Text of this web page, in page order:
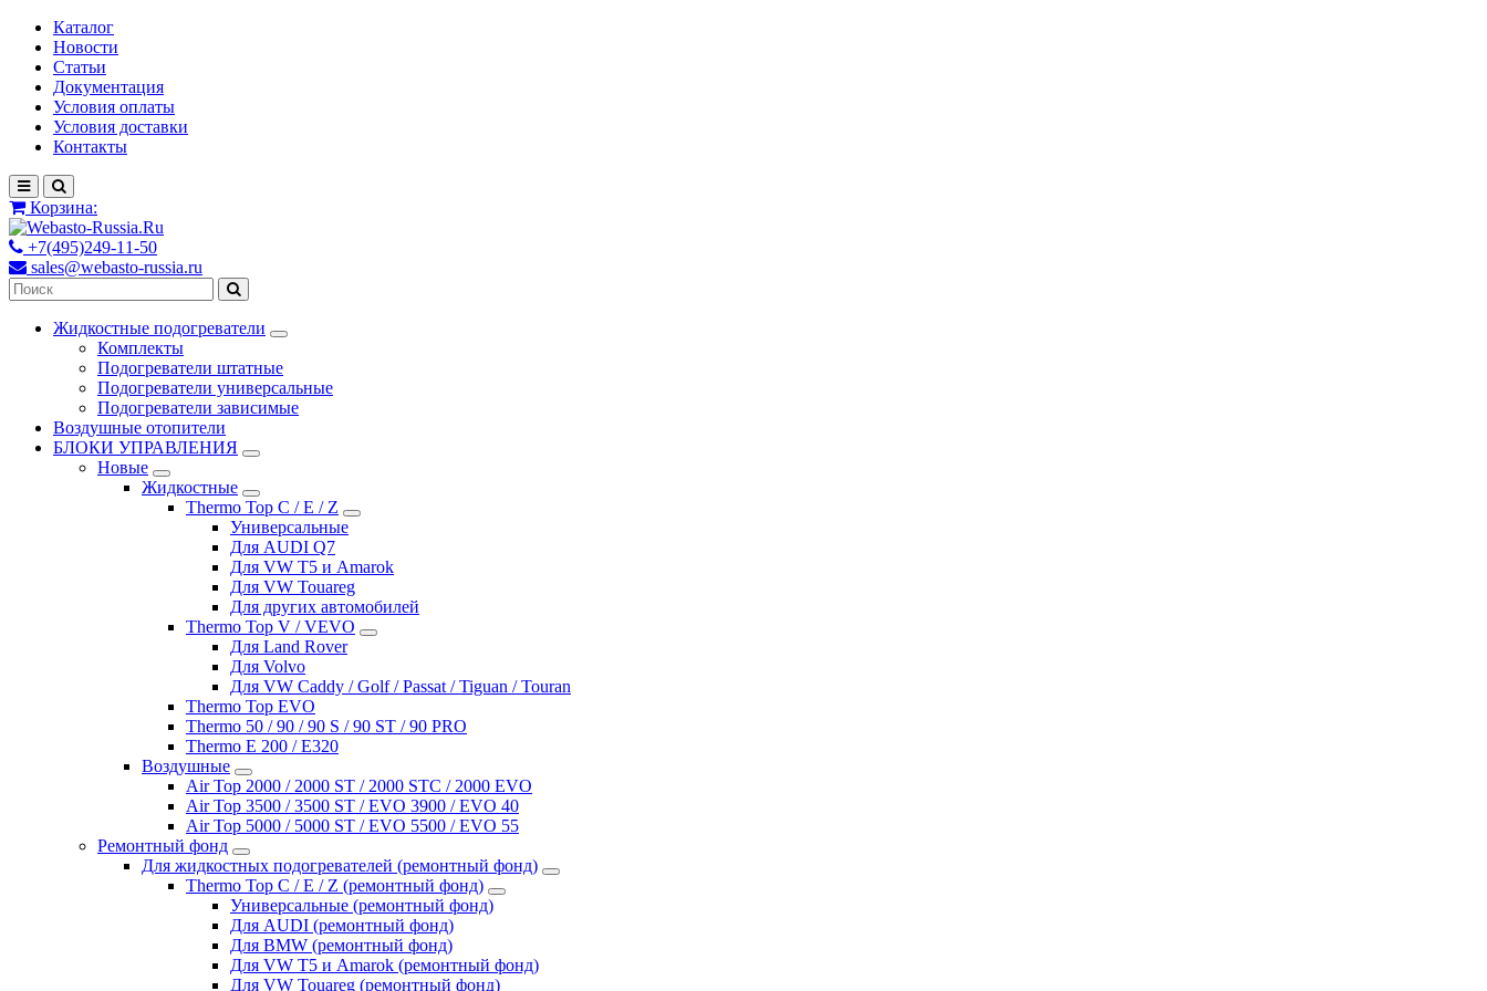
Каталог
Новости
Статьи
Документация
Условия оплаты
Условия доставки
Контакты
Корзина:
+7(495)249-11-50
sales@webasto-russia.ru
Жидкостные подогреватели
Комплекты
Подогреватели штатные
Подогреватели универсальные
Подогреватели зависимые
Воздушные отопители
БЛОКИ УПРАВЛЕНИЯ
Новые
Жидкостные
Thermo Top C / E / Z
Универсальные
Для AUDI Q7
Для VW T5 и Amarok
Для VW Touareg
Для других автомобилей
Thermo Top V / VEVO
Для Land Rover
Для Volvo
Для VW Caddy / Golf / Passat / Tiguan / Touran
Thermo Top EVO
Thermo 50 / 90 / 90 S / 90 ST / 90 PRO
Thermo E 200 / E320
Воздушные
Air Top 2000 / 2000 ST / 2000 STC / 2000 EVO
Air Top 3500 / 3500 ST / EVO 3900 / EVO 40
Air Top 5000 / 5000 ST / EVO 5500 / EVO 55
Ремонтный фонд
Для жидкостных подогревателей (ремонтный фонд)
Thermo Top C / E / Z (ремонтный фонд)
Универсальные (ремонтный фонд)
Для AUDI (ремонтный фонд)
Для BMW (ремонтный фонд)
Для VW T5 и Amarok (ремонтный фонд)
Для VW Touareg (ремонтный фонд)